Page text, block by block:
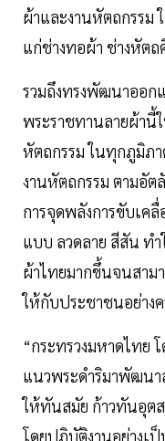
ผ้าและงานหัตถกรรม
แก่ช่างทอผ้า ช่างหัต
รวมถึงทรงพัฒนาออก
พระราชทานลายผ้านี้
หัตถกรรม ในทุกภูมิภ
งานหัตถกรรม ตามอั
การจุดพลังการขับเค
แบบ ลวดลาย สีสัน ท
ผ้าไทยมากขึ้นจนสามา
ให้กับประชาชนอย่างค
“กระทรวงมหาดไทย
แนวพระดำริมาพัฒน
ให้ทันสมัย ก้าวทันอุต
โดยปฏิบัติงานอย่างเ